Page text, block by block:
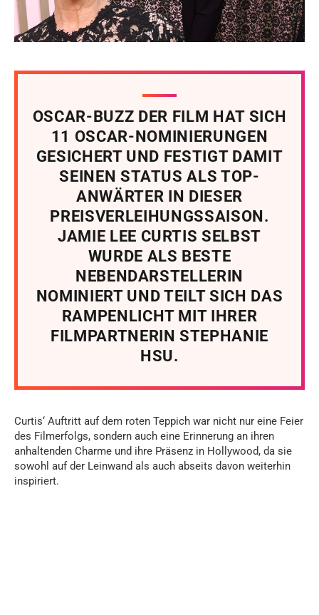
OSCAR-BUZZ DER FILM HAT SICH
11 OSCAR-NOMINIERUNGEN
GESICHERT UND FESTIGT DAMIT
SEINEN STATUS ALS TOP-
ANWÄRTER IN DIESER
PREISVERLEIHUNGSSAISON.
JAMIE LEE CURTIS SELBST
WURDE ALS BESTE
NEBENDARSTELLERIN
NOMINIERT UND TEILT SICH DAS
RAMPENLICHT MIT IHRER
FILMPARTNERIN STEPHANIE
HSU.
Curtis‘ Auftritt auf dem roten Teppich war nicht nur eine Feier
des Filmerfolgs, sondern auch eine Erinnerung an ihren
anhaltenden Charme und ihre Präsenz in Hollywood, da sie
sowohl auf der Leinwand als auch abseits davon weiterhin
inspiriert.